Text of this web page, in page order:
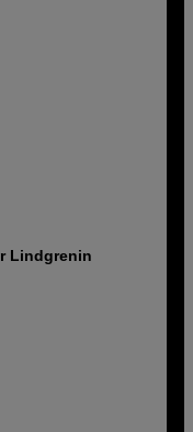
Lindgrenin